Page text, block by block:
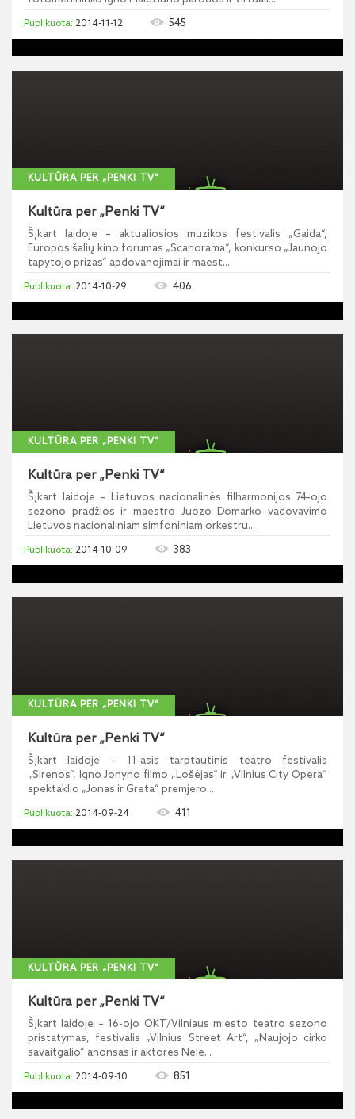
2014-11-12 545
KULTŪRA PER „PENKI TV“
Kultūra per „Penki TV“
Šįkart laidoje – aktualiosios muzikos festivalis „Gaida“,
Europos šalių kino forumas „Scanorama“, konkurso „Jaunojo
tapytojo prizas“ apdovanojimai ir maest...
2014-10-29 406
KULTŪRA PER „PENKI TV“
Kultūra per „Penki TV“
Šįkart laidoje – Lietuvos nacionalinės filharmonijos 74-ojo
sezono pradžios ir maestro Juozo Domarko vadovavimo
Lietuvos nacionaliniam simfoniniam orkestru...
2014-10-09 383
KULTŪRA PER „PENKI TV“
Kultūra per „Penki TV“
Šįkart laidoje – 11-asis tarptautinis teatro festivalis
„Sirenos“, Igno Jonyno filmo „Lošėjas“ ir „Vilnius City Opera“
spektaklio „Jonas ir Greta“ premjero...
2014-09-24 411
KULTŪRA PER „PENKI TV“
Kultūra per „Penki TV“
Šįkart laidoje – 16-ojo OKT/Vilniaus miesto teatro sezono
pristatymas, festivalis „Vilnius Street Art“, „Naujojo cirko
savaitgalio“ anonsas ir aktorės Nelė...
2014-09-10 851